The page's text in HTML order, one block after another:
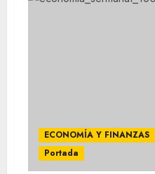
ECONOMÍA Y FINANZAS
Portada